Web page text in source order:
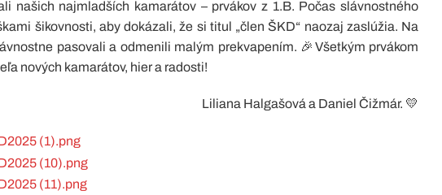
našich najmladších kamarátov – prvákov z 1.B. Počas slávnostného
šikovnosti, aby dokázali, že si titul „člen ŠKD“ naozaj zaslúžia. Na
pasovali a odmenili malým prekvapením. 🎉Všetkým prvákom
nových kamarátov, hier a radosti!
Liliana Halgašová a Daniel Čižmár. 💛